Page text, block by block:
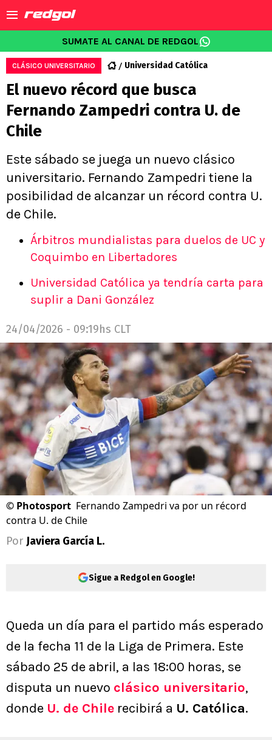
SUMATE AL CANAL DE REDGOL
CLÁSICO UNIVERSITARIO Universidad Católica
El nuevo récord que busca
Fernando Zampedri contra U. de
Chile
Este sábado se juega un nuevo clásico
universitario. Fernando Zampedri tiene la
posibilidad de alcanzar un récord contra U.
de Chile.
Árbitros mundialistas para duelos de UC y
Coquimbo en Libertadores
Universidad Católica ya tendría carta para
suplir a Dani González
24/04/2026 - 09:19hs CLT
© Photosport Fernando Zampedri va por un récord
contra U. de Chile
Por Javiera García L.
Sigue a Redgol en Google!
Queda un día para el partido más esperado
de la fecha 11 de la Liga de Primera. Este
sábado 25 de abril, a las 18:00 horas, se
disputa un nuevo clásico universitario,
donde U. de Chile recibirá a U. Católica.